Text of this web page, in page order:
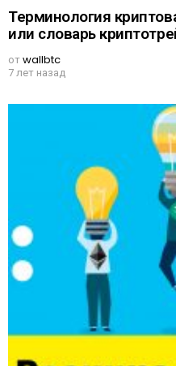
Терминология
или словарь
отwallbtc
7 лет назад